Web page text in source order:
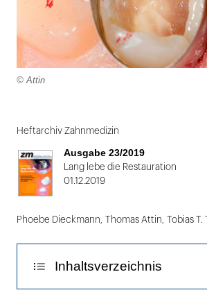
© Attin
1
von
2
Heftarchiv Zahnmedizin
Ausgabe 23/2019
Lang lebe die Restauration
01.12.2019
Phoebe Dieckmann Thomas Attin Tobias T.
Inhaltsverzeichnis